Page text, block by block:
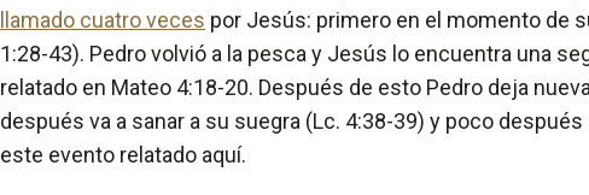
llamado cuatro veces por Jesús: primero en el momento de
1:28-43). Pedro volvió a la pesca y Jesús lo encuentra una
relatado en Mateo 4:18-20. Después de esto Pedro deja
después va a sanar a su suegra (Lc. 4:38-39) y poco
este evento relatado aquí.